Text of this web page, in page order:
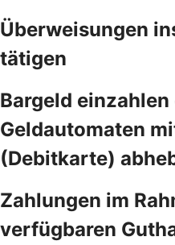
Überweisungen
tätigen
Bargeld einzahlen
Geldautomaten
(Debitkarte)
Zahlungen im
verfügbaren